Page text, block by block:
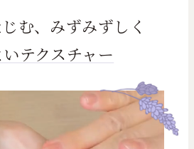
む、みずみずしく
テクスチャー